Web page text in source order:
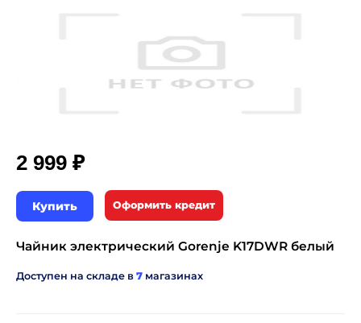
2 999 ₽
Купить Оформить кредит
Чайник электрический Gorenje K17DWR белый
Доступен на складе в 7 магазинах